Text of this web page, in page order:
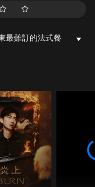
最難訂的法式餐